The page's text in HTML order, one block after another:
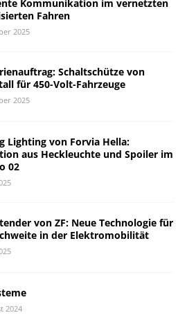
Kommunikation im vernetzten
Fahren
2025
Schaltschütze von
für 450-Volt-Fahrzeuge
2025
Lighting von Forvia Hella:
aus Heckleuchte und Spoiler im
02
von ZF: Neue Technologie für
in der Elektromobilität
2024